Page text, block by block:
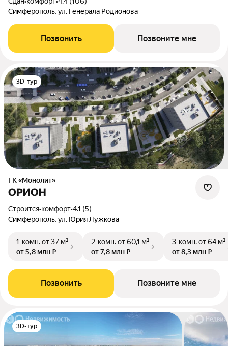
Симферополь, ул. Генерала Родионова
Позвонить Позвоните мне
3D-тур
ГК «Монолит»
ОРИОН
Строится•комфорт•4.1 (5)
Симферополь, ул. Юрия Лужкова
1-комн.от 37 м²
от 5,8 млн ₽
2-комн.от 60,1 м²
от 7,8 млн ₽
3-комн.от 64 м²
от 8,3 млн ₽
Позвонить Позвоните мне
3D-тур